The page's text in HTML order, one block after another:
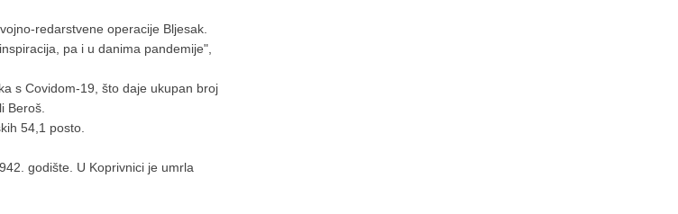
redarstvene operacije Bljesak.
pa i u danima pandemije",
s Covidom-19, što daje ukupan broj
Beroš.
54,1 posto.
godište. U Koprivnici je umrla